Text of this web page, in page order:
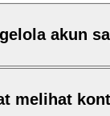
akun
melihat